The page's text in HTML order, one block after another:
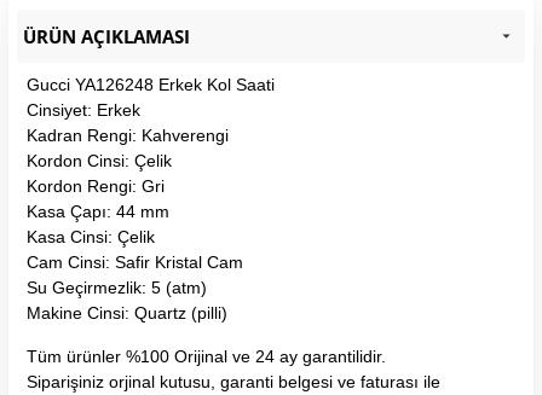
ÜRÜN AÇIKLAMASI
Gucci YA126248 Erkek Kol Saati
Cinsiyet: Erkek
Kadran Rengi: Kahverengi
Kordon Cinsi: Çelik
Kordon Rengi: Gri
Kasa Çapı: 44 mm
Kasa Cinsi: Çelik
Cam Cinsi: Safir Kristal Cam
Su Geçirmezlik: 5 (atm)
Makine Cinsi: Quartz (pilli)
Tüm ürünler %100 Orijinal ve 24 ay garantilidir.
Siparişiniz orjinal kutusu, garanti belgesi ve faturası ile